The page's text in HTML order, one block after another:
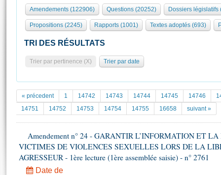
577 députés
Groupes politiques
Commissions et autres organes
Europe et International
Pétitions
Documents parlementaires
Projets de loi
Propositions de loi
Amendements
Textes adoptés
Organisation de l'Assemblée
Présidence Conférence des Présidents Bureau Collège des
Statistiques et chiffres clés
Documents de référence
( Constitution | Règlement de l'Assemblée ... )
Histoire
Juniors
Anciennes législatures
Visite virtuelle du palais Bourbon
Assister à une séance
La Bibliothèque
Les archives
Photos libres de droit
Amendements (122906) Questions (20252) Dossiers législatifs
Propositions (2245) Rapports (1001) Textes adoptés (693)
TRI DES RÉSULTATS
Trier par pertinence (X) Trier par date
« précedent 1 14742 14743 14744 14745 14746
14751
14752 14753 14754 14755 16658 suivant »
Amendement n° 24 - GARANTIR L’INFORMATION ET
VICTIMES DE VIOLENCES SEXUELLES LORS DE LA
AGRESSEUR - 1ère lecture (1ère assemblée saisie) - n° 2761
Date de